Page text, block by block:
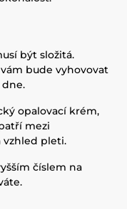
být složitá.
bude vyhovovat
dne.
opalovací krém,
mezi
vzhled pleti.
číslem na